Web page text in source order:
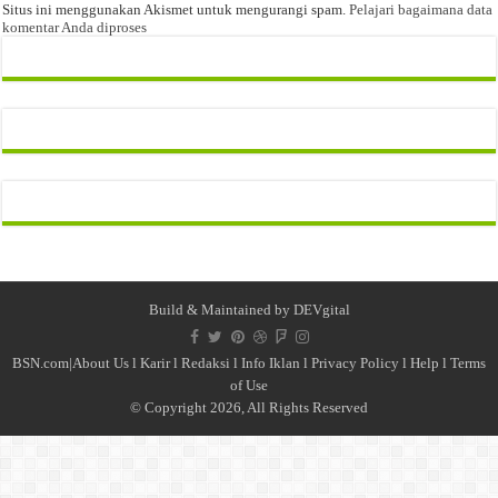
Situs ini menggunakan Akismet untuk mengurangi spam.Pelajari bagaimana data
komentar Anda diproses
Build & Maintained by DEVgital
BSN.com|About Us l Karirl Redaksi l Info Iklan l Privacy Policy l Help l Terms
of Use
© Copyright 2026, All Rights Reserved